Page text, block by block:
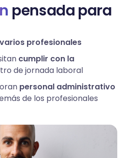
pensada para
profesionales
cumplir con la
de jornada laboral
personal administrativo
de los profesionales